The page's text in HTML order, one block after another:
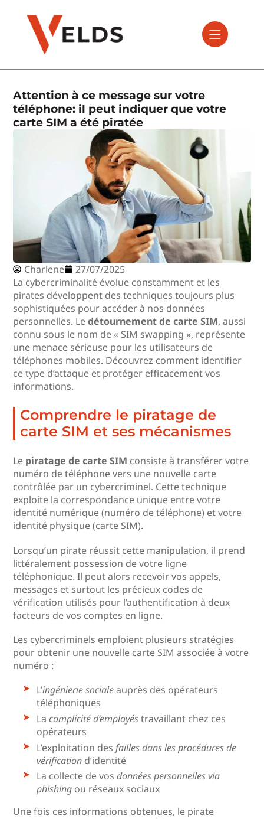
Attention à ce message sur votre
téléphone: il peut indiquer que votre
carte SIM a été piratée
Charlene
27/07/2025
La cybercriminalité évolue constamment et les
pirates développent des techniques toujours plus
sophistiquées pour accéder à nos données
personnelles. Ledétournement de carte SIM, aussi
connu sous le nom de « SIM swapping », représente
une menace sérieuse pour les utilisateurs de
téléphones mobiles. Découvrez comment identifier
ce type d’attaque et protéger efficacement vos
informations.
Comprendre le piratage de
carte SIM et ses mécanismes
Le piratage de carte SIM consiste à transférer votre
numéro de téléphone vers une nouvelle carte
contrôlée par un cybercriminel. Cette technique
exploite la correspondance unique entre votre
identité numérique (numéro de téléphone) et votre
identité physique (carte SIM).
Lorsqu’un pirate réussit cette manipulation, il prend
littéralement possession de votre ligne
téléphonique. Il peut alors recevoir vos appels,
messages et surtout les précieux codes de
vérification utilisés pour l’authentification à deux
facteurs de vos comptes en ligne.
Les cybercriminels emploient plusieurs stratégies
pour obtenir une nouvelle carte SIM associée à votre
numéro :
L’ingénierie socialeauprès des opérateurs
téléphoniques
Lacomplicité d’employéstravaillant chez ces
opérateurs
L’exploitation desfailles dans les procédures de
vérification d’identité
La collecte de vosdonnées personnelles via
phishing ou réseaux sociaux
Une fois ces informations obtenues, le pirate